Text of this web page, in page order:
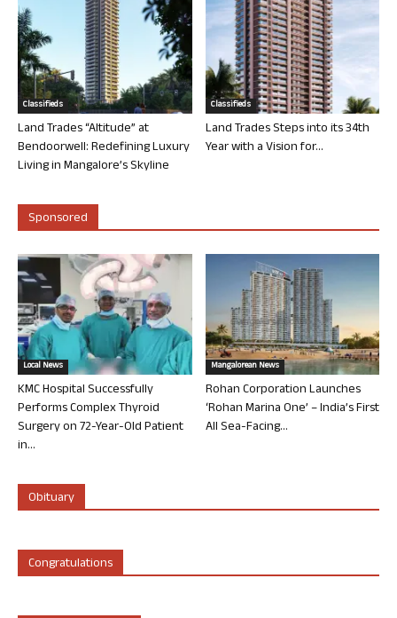
Classifieds
Land Trades “Altitude” at
Bendoorwell: Redefining Luxury
Living in Mangalore’s Skyline
Classifieds
Land Trades Steps into its 34th
Year with a Vision for...
Sponsored
Local News
KMC Hospital Successfully
Performs Complex Thyroid
Surgery on 72-Year-Old Patient
in...
Mangalorean News
Rohan Corporation Launches
‘Rohan Marina One’ – India’s First
All Sea-Facing...
Obituary
Congratulations